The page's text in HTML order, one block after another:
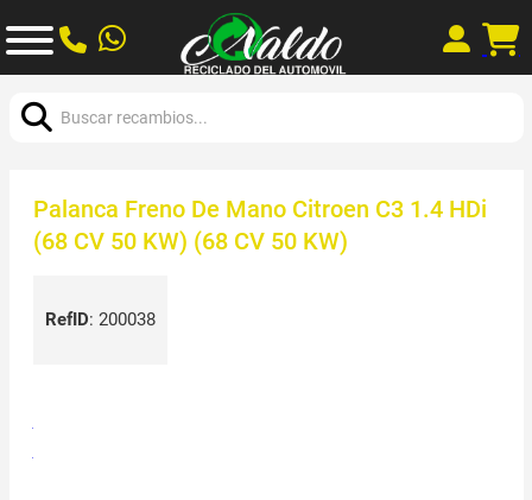
Palanca Freno De Mano Citroen C3 1.4 HDi
(68 CV 50 KW) (68 CV 50 KW)
RefID: 200038